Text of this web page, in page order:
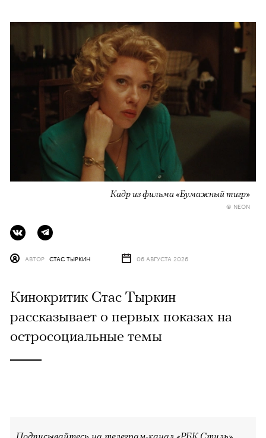
Кадр из фильма «Бумажный тигр»
© NEON
АВТОР СТАС ТЫРКИН 06 АВГУСТА 2026
Кинокритик Стас Тыркин
рассказывает о первых показах на
остросоциальные темы